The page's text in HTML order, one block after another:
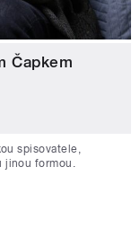
Čapkem
spisovatele,
jinou formou.